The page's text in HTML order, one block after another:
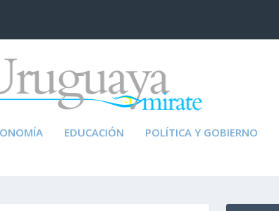
EDUCACIÓN POLÍTICA Y GOBIERNO